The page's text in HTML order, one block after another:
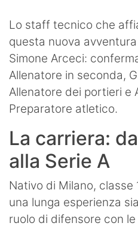
Lo staff tecnico che
questa nuova
Simone Arceci:
Allenatore in seconda,
Allenatore dei portieri e
Preparatore atletico.
La carriera:
alla Serie A
Nativo di Milano, classe
una lunga esperienza
ruolo di difensore con